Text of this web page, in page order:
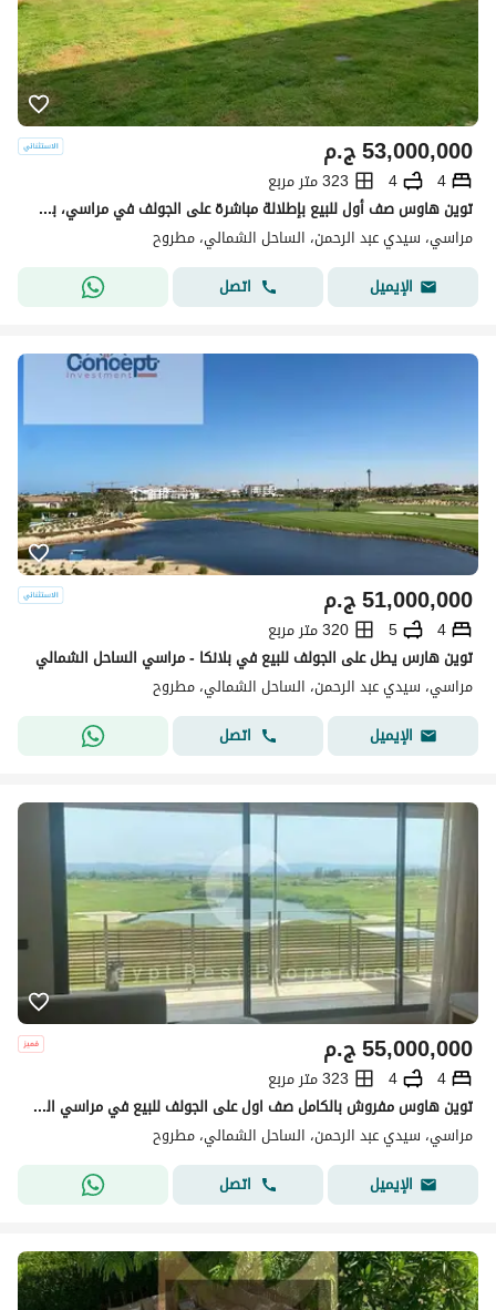
ج.م53,000,000
4
4
323 متر مربع
توين هاوس صف أول للبيع بإطلالة مباشرة على الجولف في مراسي، بلانكا - الساحل الشمالي
مراسي، سيدي عبد الرحمن، الساحل الشمالي، مطروح
الإيميل
اتصل
ج.م51,000,000
4
5
320 متر مربع
توين هارس يطل على الجولف للبيع في بلانكا - مراسي الساحل الشمالي
مراسي، سيدي عبد الرحمن، الساحل الشمالي، مطروح
الإيميل
اتصل
ج.م55,000,000
4
4
323 متر مربع
توين هاوس مفروش بالكامل صف اول على الجولف للبيع في مراسي الساحل الشمالي
مراسي، سيدي عبد الرحمن، الساحل الشمالي، مطروح
الإيميل
اتصل